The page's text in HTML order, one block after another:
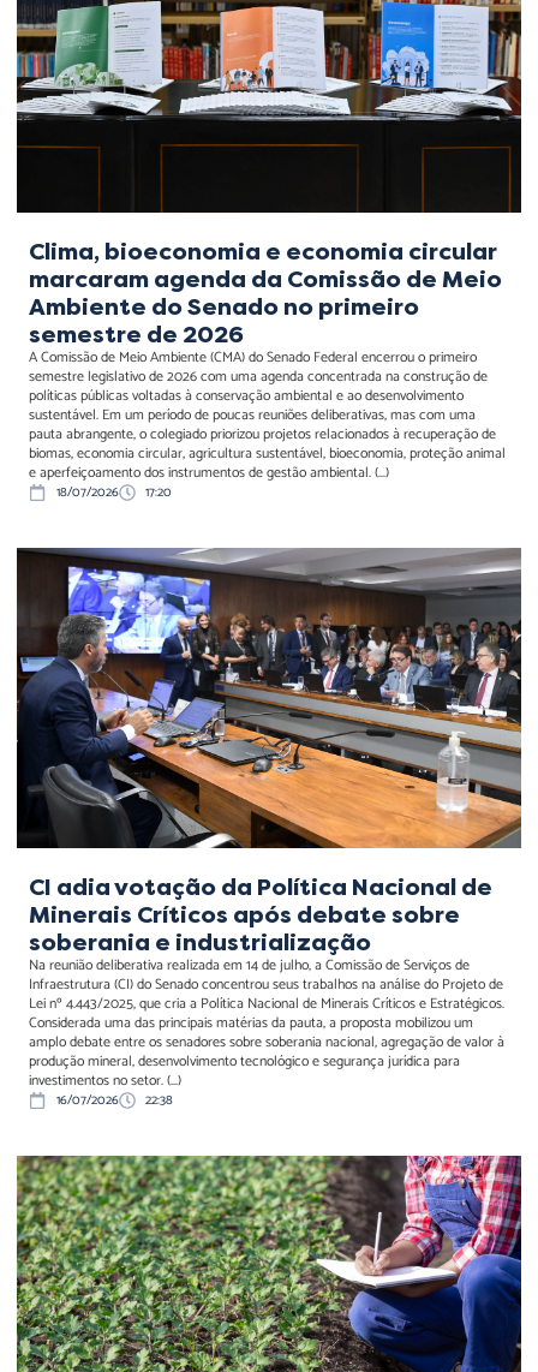
marcaram agenda da
Comissão de Meio
Ambiente do Senado no
Clima, bioeconomia e economia circular
marcaram agenda da Comissão de Meio
Ambiente do Senado no primeiro
semestre de 2026
A Comissão de Meio Ambiente (CMA) do Senado Federal encerrou o primeiro
semestre legislativo de 2026 com uma agenda concentrada na construção de
políticas públicas voltadas à conservação ambiental e ao desenvolvimento
sustentável. Em um período de poucas reuniões deliberativas, mas com uma
pauta abrangente, o colegiado priorizou projetos relacionados à recuperação de
biomas, economia circular, agricultura sustentável, bioeconomia, proteção animal
e aperfeiçoamento dos instrumentos de gestão ambiental. (...)
18/07/2026 17:20
CI adia votação da Política
Nacional de Minerais
Críticos após debate sobre
soberania e
industrialização
CI adia votação da Política Nacional de
Minerais Críticos após debate sobre
soberania e industrialização
Na reunião deliberativa realizada em 14 de julho, a Comissão de Serviços de
Infraestrutura (CI) do Senado concentrou seus trabalhos na análise do Projeto de
Lei nº 4.443/2025, que cria a Política Nacional de Minerais Críticos e Estratégicos.
Considerada uma das principais matérias da pauta, a proposta mobilizou um
amplo debate entre os senadores sobre soberania nacional, agregação de valor à
produção mineral, desenvolvimento tecnológico e segurança jurídica para
investimentos no setor. (...)
16/07/2026 22:38
Pesticidas sem fronteiras:
por que Brasil, União
Europeia e Estados Unidos
adotam regras diferentes